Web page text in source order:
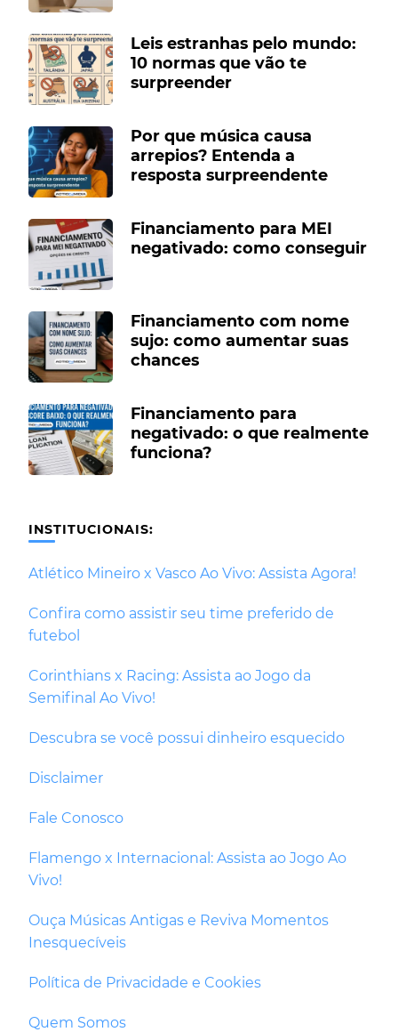
Leis estranhas pelo mundo:
10 normas que vão te
surpreender
Por que música causa
arrepios? Entenda a
resposta surpreendente
Financiamento para MEI
negativado: como conseguir
Financiamento com nome
sujo: como aumentar suas
chances
Financiamento para
negativado: o que realmente
funciona?
INSTITUCIONAIS:
Atlético Mineiro x Vasco Ao Vivo: Assista Agora!
Confira como assistir seu time preferido de
futebol
Corinthians x Racing: Assista ao Jogo da
Semifinal Ao Vivo!
Descubra se você possui dinheiro esquecido
Disclaimer
Fale Conosco
Flamengo x Internacional: Assista ao Jogo Ao
Vivo!
Ouça Músicas Antigas e Reviva Momentos
Inesquecíveis
Política de Privacidade e Cookies
Quem Somos